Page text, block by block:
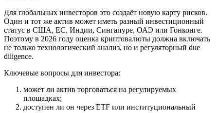
Для глобальных инвесторов это создаёт новую карту рисков.
Один и тот же актив может иметь разный инвестиционный
статус в США, ЕС, Индии, Сингапуре, ОАЭ или Гонконге.
Поэтому в 2026 году оценка криптовалюты должна включать
не только технологический анализ, но и регуляторный due
diligence.
Ключевые вопросы для инвестора:
может ли актив торговаться на регулируемых
площадках;
доступен ли он через ETF или институциональный